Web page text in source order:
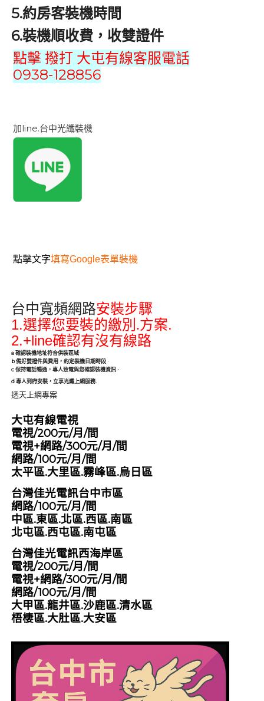
5.約房客裝機時間
6.裝機順收費，收雙證件
點擊 撥打 大屯有線客服電話
0938-128856
加line.台中光纖裝機
點擊文字填寫Google表單裝機
台中寬頻網路安裝步驟
1.選擇您要裝的繳別.方案.
2.+line確認有沒有線路
a 確認裝機地址符合供裝區域·
b備好雙證件與費用，約定裝機日期時段 ·
c 保持電話暢通，專人致電與您確認裝機資訊 ·
d 專人到府安裝，立享光纖上網服務.
透天上網專案
大屯有線電視
電視/200元/月/間
電視+網路/300元/月/間
網路/100元/月/間
太平區.大里區.霧峰區.烏日區
台灣佳光電訊台中市區
網路/100元/月/間
中區.東區.北區.西區.南區
北屯區.西屯區.南屯區
台灣佳光電訊西海岸區
電視/200元/月/間
電視+網路/300元/月/間
網路/100元/月/間
大甲區.龍井區.沙鹿區.清水區
梧棲區.大肚區.大安區